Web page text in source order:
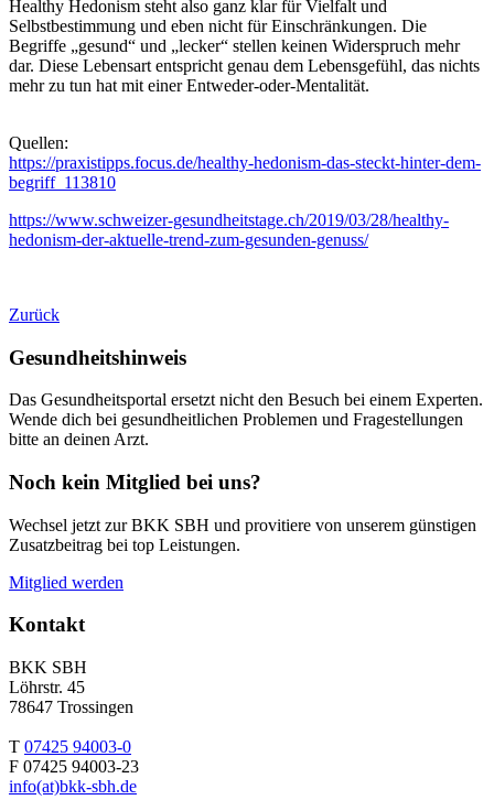
Healthy Hedonism steht also ganz klar für Vielfalt und
Selbstbestimmung und eben nicht für Einschränkungen. Die
Begriffe „gesund“ und „lecker“ stellen keinen Widerspruch mehr
dar. Diese Lebensart entspricht genau dem Lebensgefühl, das nichts
mehr zu tun hat mit einer Entweder-oder-Mentalität.
Quellen:
https://praxistipps.focus.de/healthy-hedonism-das-steckt-hinter-dem-
begriff_113810
https://www.schweizer-gesundheitstage.ch/2019/03/28/healthy-
hedonism-der-aktuelle-trend-zum-gesunden-genuss/
Zurück
Gesundheitshinweis
Das Gesundheitsportal ersetzt nicht den Besuch bei einem Experten.
Wende dich bei gesundheitlichen Problemen und Fragestellungen
bitte an deinen Arzt.
Noch kein Mitglied bei uns?
Wechsel jetzt zur BKK SBH und provitiere von unserem günstigen
Zusatzbeitrag bei top Leistungen.
Mitglied werden
Kontakt
BKK SBH
Löhrstr. 45
78647 Trossingen
T 07425 94003-0
F 07425 94003-23
info(at)bkk-sbh.de